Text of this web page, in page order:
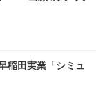
稲田実業「シミュ